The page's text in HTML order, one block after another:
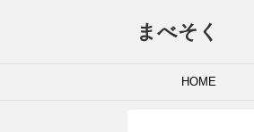
まべそく
HOME